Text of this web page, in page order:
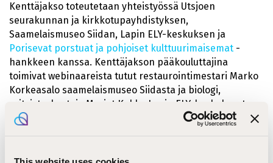
Kenttäjakso toteutetaan yhteistyössä Utsjoen
seurakunnan ja kirkkotupayhdistyksen,
Saamelaismuseo Siidan, Lapin ELY-keskuksen ja
Porisevat porstuat ja pohjoiset kulttuurimaisemat -
hankkeen kanssa. Kenttäjakson pääkouluttajina
toimivat webinaareista tutut restaurointimestari Marko
Korkeasalo saamelaismuseo Siidasta ja biologi,
erityistarkastaja Marjut Kokko Lapin ELY-keskuksesta.
Kenttäjakso alkaa Inarissa Saamelaismuseo Siidalla
ulkomuseoalueeseen siellä runsaasti restaurointityötä